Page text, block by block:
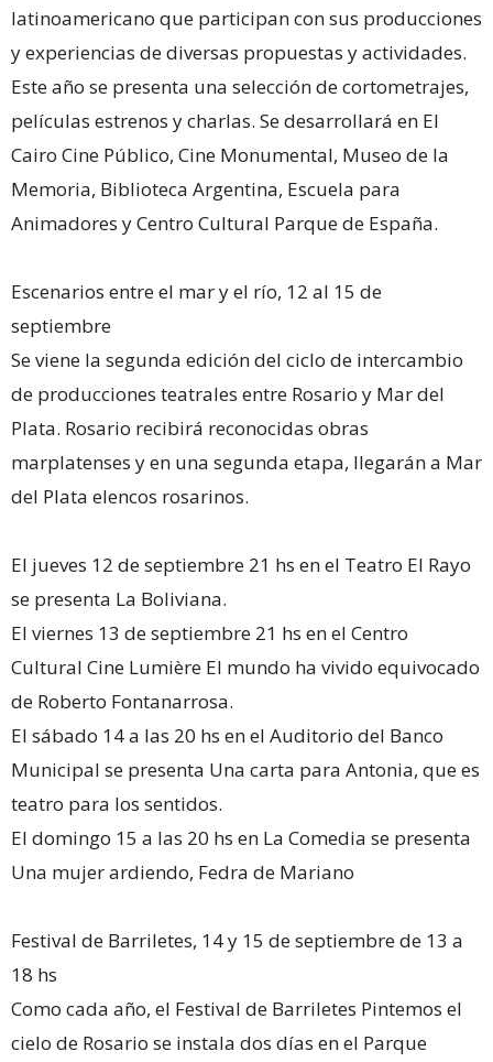
latinoamericano que participan con sus producciones
y experiencias de diversas propuestas y actividades.
Este año se presenta una selección de cortometrajes,
películas estrenos y charlas. Se desarrollará en El
Cairo Cine Público, Cine Monumental, Museo de la
Memoria, Biblioteca Argentina, Escuela para
Animadores y Centro Cultural Parque de España.
Escenarios entre el mar y el río, 12 al 15 de
septiembre
Se viene la segunda edición del ciclo de intercambio
de producciones teatrales entre Rosario y Mar del
Plata. Rosario recibirá reconocidas obras
marplatenses y en una segunda etapa, llegarán a Mar
del Plata elencos rosarinos.
El jueves 12 de septiembre 21 hs en el Teatro El Rayo
se presenta La Boliviana.
El viernes 13 de septiembre 21 hs en el Centro
Cultural Cine Lumière El mundo ha vivido equivocado
de Roberto Fontanarrosa.
El sábado 14 a las 20 hs en el Auditorio del Banco
Municipal se presenta Una carta para Antonia, que es
teatro para los sentidos.
El domingo 15 a las 20 hs en La Comedia se presenta
Una mujer ardiendo, Fedra de Mariano
Festival de Barriletes, 14 y 15 de septiembre de 13 a
18 hs
Como cada año, el Festival de Barriletes Pintemos el
cielo de Rosario se instala dos días en el Parque